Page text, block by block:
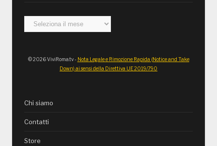
Archivi
© 2026 ViviRoma.tv - Nota Legale e Rimozione Rapida (Notice and Take
Down) ai sensi della Direttiva UE 2019/790
Chi siamo
Contatti
Store